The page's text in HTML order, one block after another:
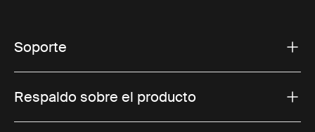
Soporte
Respaldo sobre el producto